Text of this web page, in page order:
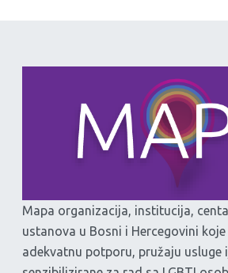
Mapa organizacija, institucija,
ustanova u Bosni i Hercegovini
adekvatnu potporu, pružaju usluge